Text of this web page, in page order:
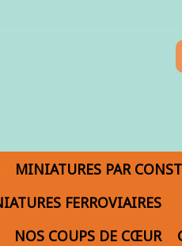
MINIATURES PAR
FERROVIAIRES
NOS COUPS DE CŒUR